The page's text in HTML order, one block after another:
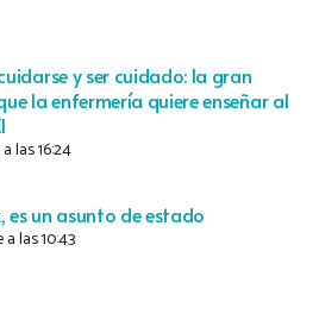
y ser cuidado: la gran
la enfermería quiere enseñar al
las 16:24
es un asunto de estado
a las 10:43